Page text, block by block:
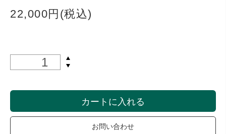
22,000円(税込)
カートに入れる
お問い合わせ